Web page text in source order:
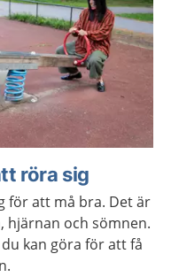
röra sig
för att må bra. Det är
hjärnan och sömnen.
kan göra för att få